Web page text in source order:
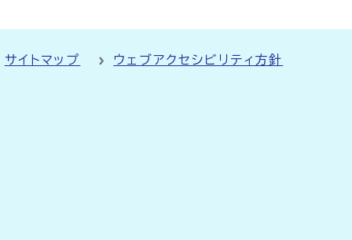
サイトマップ ウェブアクセシビリティ方針